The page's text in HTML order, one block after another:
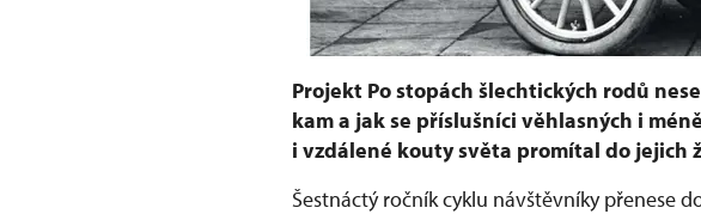
Projekt Po stopách šlechtických rodů
kam a jak se příslušníci věhlasných i
i vzdálené kouty světa promítal do jejich
Šestnáctý ročník cyklu návštěvníky přenese